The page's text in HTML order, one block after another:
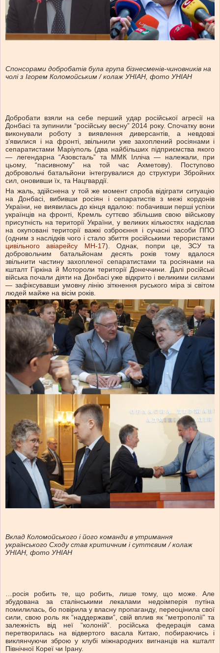
Спонсорами добробатів була група бізнесменів-чиновників на
чолі з Ігорем Коломойським / колаж УНІАН, фото УНІАН
Добробати взяли на себе перший удар російської агресії на
Донбасі та зупинили “російську весну” 2014 року. Спочатку вони
виконували роботу з виявлення диверсантів, а невдовзі
з’явилися і на фронті, звільнили уже захоплений росіянами і
сепаратистами Маріуполь (два найбільших підприємства якого
— легендарна “Азовсталь” та ММК Ілліча — належали, при
цьому, “пасивному” на той час Ахметову). Поступово
добровольчі батальйони інтегрувалися до структури Збройних
сил, оновивши їх, та Нацгвардії.
На жаль, здійснена у той же момент спроба відіграти ситуацію
на Донбасі, вибивши росіян і сепаратистів з межі кордонів
України, не виявилась до кінця вдалою: побачивши перші успіхи
українців на фронті, Кремль суттєво збільшив свою військову
присутність на території України, у великих кількостях надіслав
на окуповані території важкі озброєння і сучасні засоби ППО
(одним з наслідків чого і стало збиття російськими терористами
цивільного авіарейсу MH-17). Однак, попри це, ЗСУ та
добровольчим батальйонам десять років тому вдалося
звільнити частину захопленої сепаратистами та росіянами на
кшталт Гіркіна й Мотороли території Донеччини. Далі російські
війська почали діяти на Донбасі уже відкрито і великими силами
— зафіксувавши умовну лінію зіткнення руського міра зі світом
людей майже на вісім років.
Вклад Коломойського і його команди в утримання
українського Сходу став критичним і суттєвим / колаж
УНІАН, фото УНІАН
…росія робить те, що робить, лише тому, що може. Але
збудована за сталінськими лекалами недоімперія путіна
помилилась, бо повірила у власну пропаганду, переоцінила свої
сили, свою роль як “наддержави”, свій вплив як “метрополії” та
залежність від неї “колоній”. російська федерація сама
перетворилась на відвертого васала Китаю, побираючись і
виклянчуючи зброю у клубі міжнародних вигнанців на кшталт
Північної Кореї чи Ірану.